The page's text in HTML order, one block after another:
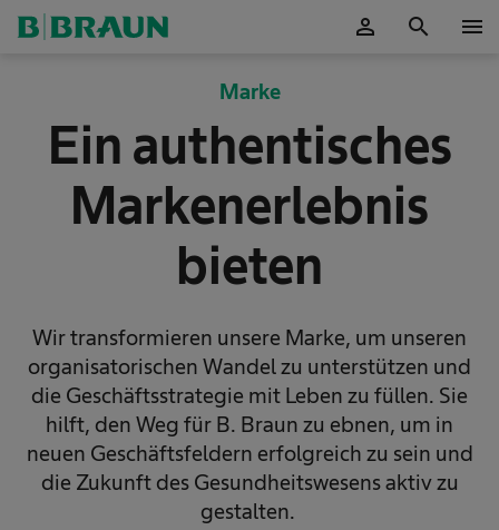
person search menu
Marke
Ein authentisches
Markenerlebnis
bieten
Wir transformieren unsere Marke, um unseren
organisatorischen Wandel zu unterstützen und
die Geschäftsstrategie mit Leben zu füllen. Sie
hilft, den Weg für B. Braun zu ebnen, um in
neuen Geschäftsfeldern erfolgreich zu sein und
die Zukunft des Gesundheitswesens aktiv zu
gestalten.